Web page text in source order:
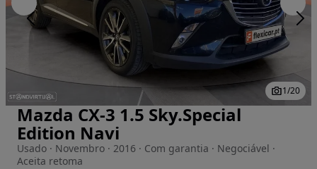
Imagem 1 de 20
1/20
Mazda CX-3 1.5 Sky.Special
Edition Navi
Usado · Novembro · 2016 · Com garantia · Negociável ·
Aceita retoma